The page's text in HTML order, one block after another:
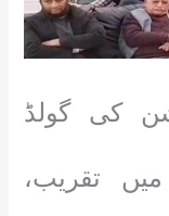
کی گولڈ
تقریب،